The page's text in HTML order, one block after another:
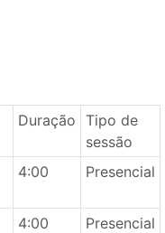
Duração Tipo de
sessão
4:00 Presencial
4:00 Presencial